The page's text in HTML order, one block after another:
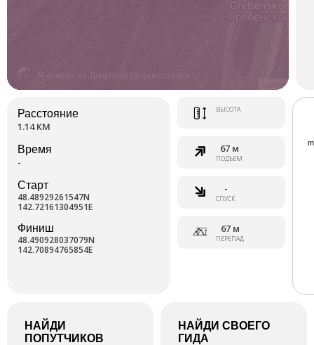
Маршрут от Дмитрий Мухамедзянов
Leaflet
Расстояние
1.14 КМ
Время
-
Старт
48.48929261547N
142.72161304951E
Финиш
48.490928037079N
142.70894765854E
ВЫСОТА
67 м
ПОДЪЕМ
-
СПУСК
67 м
ПЕРЕПАД
m
НАЙДИ
ПОПУТЧИКОВ
НАЙДИ СВОЕГО
ГИДА